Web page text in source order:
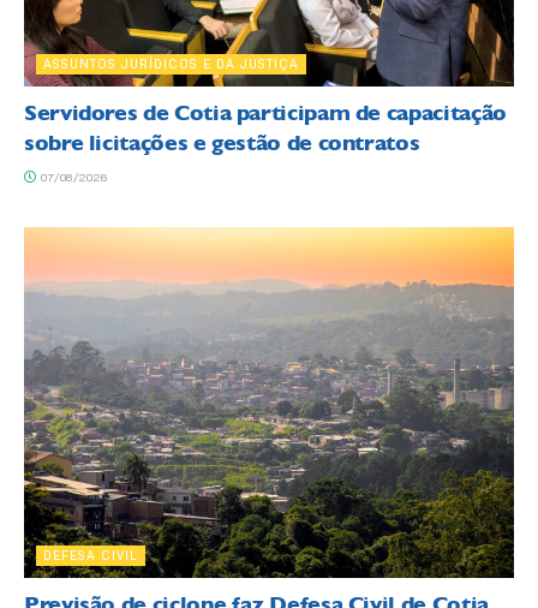
ASSUNTOS JURÍDICOS E DA JUSTIÇA
Servidores de Cotia participam de capacitação
sobre licitações e gestão de contratos
07/08/2026
DEFESA CIVIL